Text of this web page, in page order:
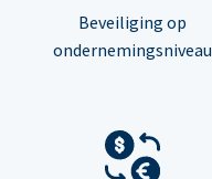
Beveiliging op
ondernemingsniveau